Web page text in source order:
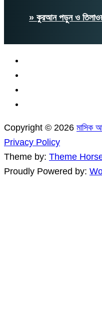
» কুরআন পড়ুন ও
Copyright © 2026 মাসিক
Privacy Policy
Theme by: Theme
Proudly Powered by: